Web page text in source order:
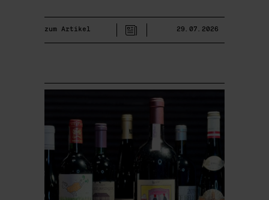
zum Artikel 29.07.2026